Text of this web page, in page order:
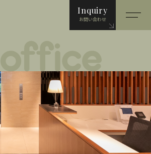
Inquiry
お問い合わせ
レンタルオフィス
シェアオフィス